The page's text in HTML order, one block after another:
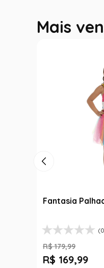
Mais
Fantasia
R$ 179,99
R$ 169,99